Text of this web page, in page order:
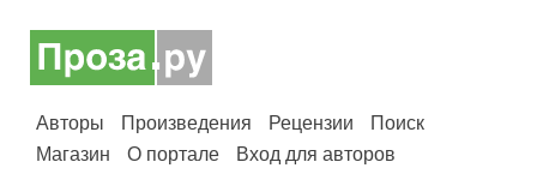
Авторы Произведения Рецензии
Поиск
Магазин
О портале Вход для авторов